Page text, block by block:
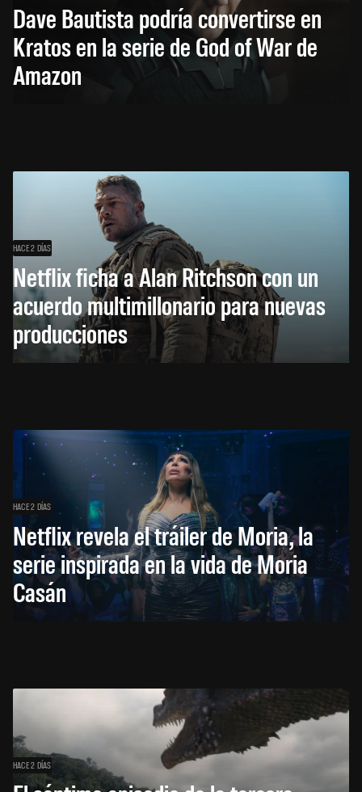
Dave Bautista podría convertirse en
Kratos en la serie de God of War de
Amazon
HACE 2 DÍAS
Netflix ficha a Alan Ritchson con un
acuerdo multimillonario para nuevas
producciones
HACE 2 DÍAS
Netflix revela el tráiler de Moria, la
serie inspirada en la vida de Moria
Casán
HACE 2 DÍAS